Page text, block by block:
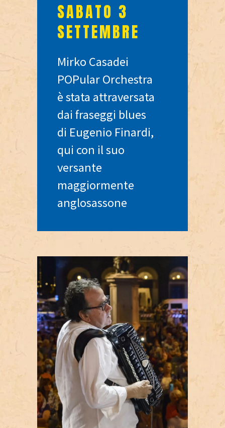
SABATO 3
SETTEMBRE
Mirko Casadei
POPular Orchestra
è stata attraversata
dai fraseggi blues
di Eugenio Finardi,
qui con il suo
versante
maggiormente
anglosassone